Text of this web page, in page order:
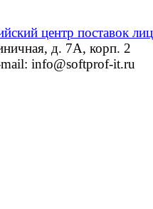
центр поставок
д. 7А, корп. 2
info@softprof-it.ru